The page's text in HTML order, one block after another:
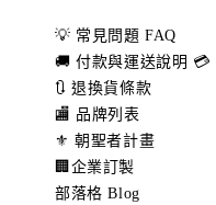
💡 常見問題 FAQ
🚚 付款與運送說明 💳
🔃 退換貨條款
🏬 品牌列表
⚜️ 朝聖者計畫
🏢企業訂製
部落格 Blog